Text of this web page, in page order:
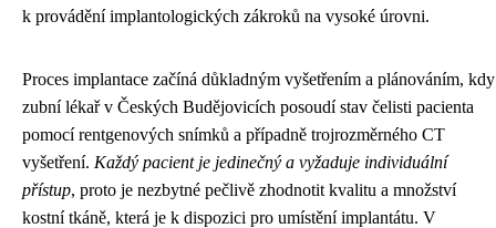
k provádění implantologických zákroků na vysoké úrovni.
Proces implantace začíná důkladným vyšetřením a plánováním, kdy
zubní lékař v Českých Budějovicích posoudí stav čelisti pacienta
pomocí rentgenových snímků a případně trojrozměrného CT
vyšetření. Každý pacient je jedinečný a vyžaduje individuální
přístup, proto je nezbytné pečlivě zhodnotit kvalitu a množství
kostní tkáně, která je k dispozici pro umístění implantátu. V